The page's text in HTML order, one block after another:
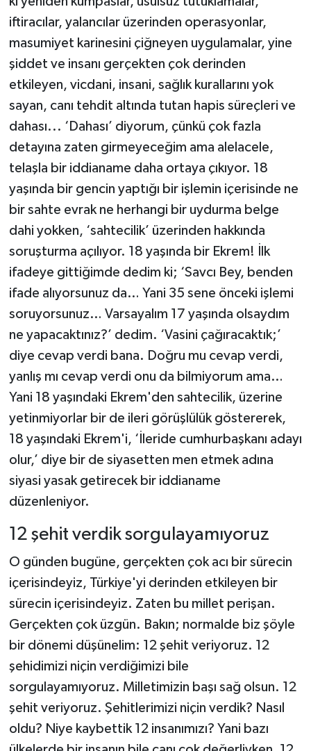
iftiracılar, yalancılar üzerinden operasyonlar,
masumiyet karinesini çiğneyen uygulamalar, yine
şiddet ve insanı gerçekten çok derinden
etkileyen, vicdani, insani, sağlık kurallarını yok
sayan, canı tehdit altında tutan hapis süreçleri ve
dahası... ‘Dahası’ diyorum, çünkü çok fazla
detayına zaten girmeyeceğim ama alelacele,
telaşla bir iddianame daha ortaya çıkıyor. 18
yaşında bir gencin yaptığı bir işlemin içerisinde ne
bir sahte evrak ne herhangi bir uydurma belge
dahi yokken, ‘sahtecilik’ üzerinden hakkında
soruşturma açılıyor. 18 yaşında bir Ekrem! İlk
ifadeye gittiğimde dedim ki; ‘Savcı Bey, benden
ifade alıyorsunuz da… Yani 35 sene önceki işlemi
soruyorsunuz… Varsayalım 17 yaşında olsaydım
ne yapacaktınız?’ dedim. ‘Vasini çağıracaktık;’
diye cevap verdi bana. Doğru mu cevap verdi,
yanlış mı cevap verdi onu da bilmiyorum ama…
Yani 18 yaşındaki Ekrem'den sahtecilik, üzerine
yetinmiyorlar bir de ileri görüşlülük göstererek,
18 yaşındaki Ekrem'i, ‘İleride cumhurbaşkanı adayı
olur,’ diye bir de siyasetten men etmek adına
siyasi yasak getirecek bir iddianame
düzenleniyor.
12 şehit verdik sorgulayamıyoruz
O günden bugüne, gerçekten çok acı bir sürecin
içerisindeyiz, Türkiye'yi derinden etkileyen bir
sürecin içerisindeyiz. Zaten bu millet perişan.
Gerçekten çok üzgün. Bakın; normalde biz şöyle
bir dönemi düşünelim: 12 şehit veriyoruz. 12
şehidimizi niçin verdiğimizi bile
sorgulayamıyoruz. Milletimizin başı sağ olsun. 12
şehit veriyoruz. Şehitlerimizi niçin verdik? Nasıl
oldu? Niye kaybettik 12 insanımızı? Yani bazı